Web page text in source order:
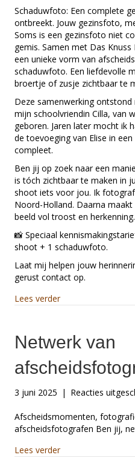
Schaduwfoto: Een complete
ontbreekt. Jouw gezinsfoto,
Soms is een gezinsfoto niet
gemis. Samen met Das
een unieke vorm van
schaduwfoto. Een liefdevolle
broertje of zusje zichtbaar te
Deze samenwerking
mijn schoolvriendin Cilla, van
geboren. Jaren later mocht ik
de toevoeging van Elise in
compleet.
Ben jij op zoek naar een
is tóch zichtbaar te maken in
shoot iets voor jou. Ik
Noord-Holland. Daarna
beeld vol troost en herkenning.
📸 Speciaal
shoot + 1 schaduwfoto.
Laat mij helpen jouw
gerust contact op.
Lees verderabout Op jouw
Netwerk van
3 juni 2025 | Reacties
Afscheidsmomenten,
afscheidsfotografen Ben jij,
Lees verderabout Netwerk